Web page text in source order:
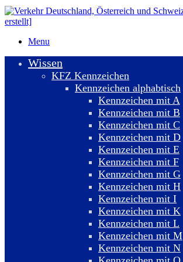
Menu
Wissen
KFZ Kennzeichen
Kennzeichen alphabtisch
Kennzeichen mit A
Kennzeichen mit B
Kennzeichen mit C
Kennzeichen mit D
Kennzeichen mit E
Kennzeichen mit F
Kennzeichen mit G
Kennzeichen mit H
Kennzeichen mit I
Kennzeichen mit K
Kennzeichen mit L
Kennzeichen mit M
Kennzeichen mit N